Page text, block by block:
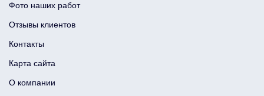
Фото наших работ
Отзывы клиентов
Контакты
Карта сайта
О компании